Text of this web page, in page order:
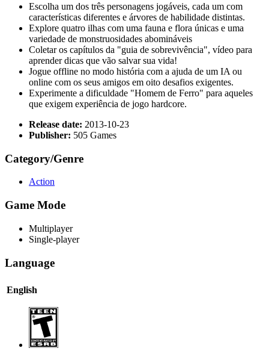
Escolha um dos três personagens jogáveis​​, cada um com
características diferentes e árvores de habilidade distintas.
Explore quatro ilhas com uma fauna e flora únicas e uma
variedade de monstruosidades abomináveis
Coletar os capítulos da "guia de sobrevivência", vídeo para
aprender dicas que vão salvar sua vida!
Jogue offline no modo história com a ajuda de um IA ou
online com os seus amigos em oito desafios exigentes.
Experimente a dificuldade "Homem de Ferro" para aqueles
que exigem experiência de jogo hardcore.
Release date: 2013-10-23
Publisher: 505 Games
Category/Genre
Action
Game Mode
Multiplayer
Single-player
Language
English